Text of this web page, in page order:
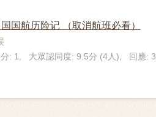
国航历险记 （取消航班必看）
: 1, 大眾認同度: 9.5分 (4人), 回應: 3